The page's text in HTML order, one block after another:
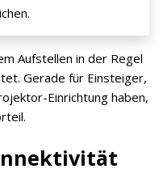
Aufstellen in der Regel
Gerade für Einsteiger,
Einrichtung haben,